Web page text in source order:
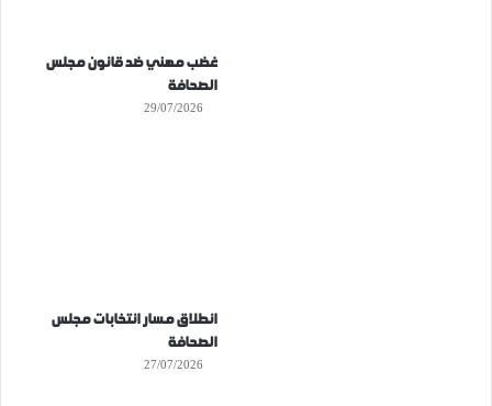
غضب مهني ضد قانون مجلس
الصحافة
29/07/2026
انطلاق مسار انتخابات مجلس
الصحافة
27/07/2026